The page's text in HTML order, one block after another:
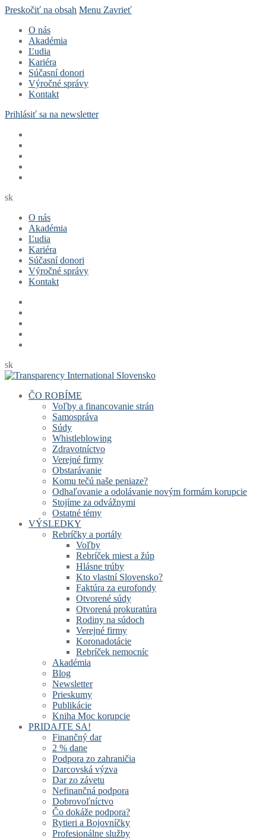
Preskočiť na obsah Menu Zavrieť
O nás
Akadémia
Ľudia
Kariéra
Súčasní donori
Výročné správy
Kontakt
Prihlásiť sa na newsletter
sk
O nás
Akadémia
Ľudia
Kariéra
Súčasní donori
Výročné správy
Kontakt
sk
ČO ROBÍME
Voľby a financovanie strán
Samospráva
Súdy
Whistleblowing
Zdravotníctvo
Verejné firmy
Obstarávanie
Komu tečú naše peniaze?
Odhaľovanie a odolávanie novým formám korupcie
Stojíme za odvážnymi
Ostatné témy
VÝSLEDKY
Rebríčky a portály
Voľby
Rebríček miest a žúp
Hlásne trúby
Kto vlastní Slovensko?
Faktúra za eurofondy
Otvorené súdy
Otvorená prokuratúra
Rodiny na súdoch
Verejné firmy
Koronadotácie
Rebríček nemocníc
Akadémia
Blog
Newsletter
Prieskumy
Publikácie
Kniha Moc korupcie
PRIDAJTE SA!
Finančný dar
2 % dane
Podpora zo zahraničia
Darcovská výzva
Dar zo závetu
Nefinančná podpora
Dobrovoľníctvo
Čo dokáže podpora?
Rytieri a Bojovníčky
Profesionálne služby